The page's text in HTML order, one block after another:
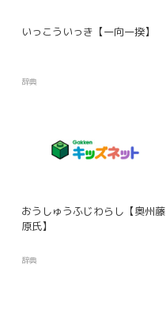
いっこういっき【一向一揆】
辞典
おうしゅうふじわらし【奥州藤
原氏】
辞典